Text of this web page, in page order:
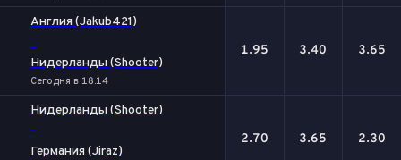
Англия (Jakub421)
-
Нидерланды (Shooter)
Сегодня в 18:14
1.95 3.40 3.65
Нидерланды (Shooter)
-
Германия (Jiraz)
2.70 3.65 2.30